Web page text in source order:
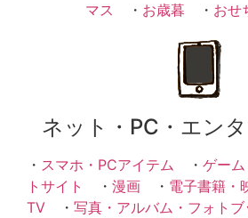
マス ・ お歳暮 ・ おせ
ネット・PC・エン
・ スマホ・PCアイテム ・ ゲーム
トサイト
・ 漫画 ・ 電子書籍・
TV ・ 写真・アルバム・フォトブ